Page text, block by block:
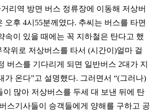
리역 방면 버스 정류장에 이동해 저상버
오후 4시 55분께였다. 추씨는 버스를 타면
속이 있을 때에는 꼭 지하철은 탄다고 했
작위로 저상버스를 타서 (시간이 )얼마 걸
버스를 기다리게 되면 일반버스 2대가 지
가 온다”고 설명했다. 그러면서 “(그러나)
이 많아 저상버스를 두세 대 보낸 뒤에 탄
버스기사들이 승객들에게 양해를 구하고 공